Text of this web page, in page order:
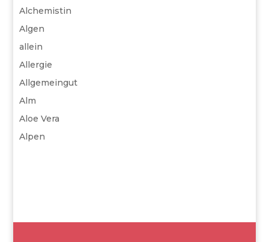
Alchemistin
Algen
allein
Allergie
Allgemeingut
Alm
Aloe Vera
Alpen